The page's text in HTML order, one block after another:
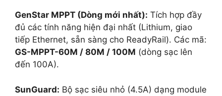
GenStar MPPT (Dòng mới nhất): Tích hợp đầy
đủ các tính năng hiện đại nhất (Lithium, giao
tiếp Ethernet, sẵn sàng cho ReadyRail). Các mã:
GS-MPPT-60M / 80M / 100M (dòng sạc lên
đến 100A).
SunGuard: Bộ sạc siêu nhỏ (4.5A) dạng module